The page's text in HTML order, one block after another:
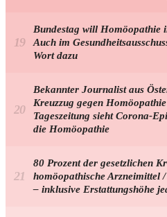
Bundestag will Homöopathie
Auch im
Wort dazu
Bekannter Journalist aus
Kreuzzug gegen
Tageszeitung sieht Corona-
die Homöopathie
80 Prozent der gesetzlichen
homöopathische Arzneimittel
– inklusive Erstattungshöhe